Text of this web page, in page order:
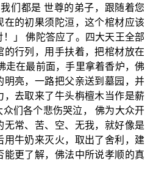
们都是 世尊的弟子，跟随着您
在的初果须陀洹，这个棺材应该
」 佛陀答应了。四大天王全部
的行列，用手扶着，把棺材放在
走在最前面，手里拿着香炉，佛
明亮，一路把父亲送到墓园，并
，去取来了牛头栴檀木当作是薪
们各个悲伤哭泣， 佛为大众开
无常、苦、空、无我，就好像是
用牛奶来灭火，取出了舍利，建
能更了解，佛法中所说孝顺的真